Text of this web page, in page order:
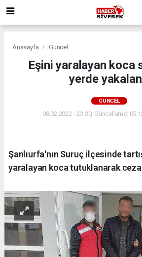
Anasayfa Güncel
Eşini yaralayan koca
yerde
GÜNCEL
08.02.2022 - 23:30, Güncelleme:
Şanlıurfa'nın Suruç ilçesinde
yaralayan koca tutuklanarak